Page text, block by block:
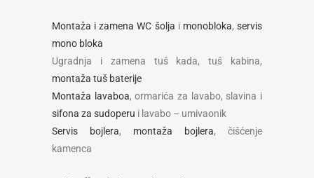
Montaža i zamena WC šolja i monobloka,servis
mono bloka
Ugradnja i zamena tuš kada, tuš kabina,
montaža tuš baterije
Montaža lavaboa, ormarića za lavabo, slavina i
sifona za sudoperu i lavabo – umivaonik
Servis bojlera, montaža bojlera, čišćenje
kamenca